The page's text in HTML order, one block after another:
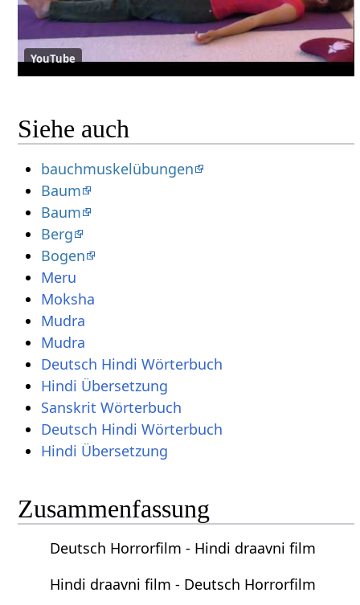
YouTube
Siehe auch
bauchmuskelübungen
Baum
Baum
Berg
Bogen
Meru
Moksha
Mudra
Mudra
Deutsch Hindi Wörterbuch
Hindi Übersetzung
Sanskrit Wörterbuch
Deutsch Hindi Wörterbuch
Hindi Übersetzung
Zusammenfassung
Deutsch Horrorfilm - Hindi draavni film
Hindi draavni film - Deutsch Horrorfilm